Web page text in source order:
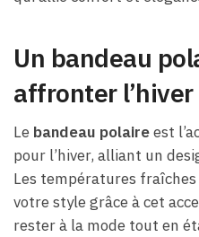
Un bandeau
affronter
Le bandeau polaireest
pour l’hiver, alliant un
Les températures fraîches
votre style grâce à cet
rester à la mode tout en